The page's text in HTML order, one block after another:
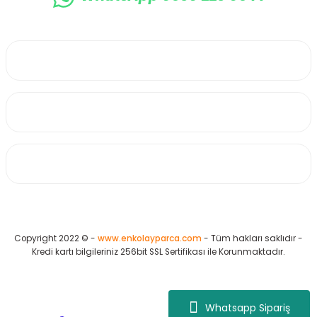
Whatsapp Sipariş
Copyright 2022 © - www.enkolayparca.com - Tüm hakları saklıdır -
Kredi kartı bilgileriniz 256bit SSL Sertifikası ile Korunmaktadır.